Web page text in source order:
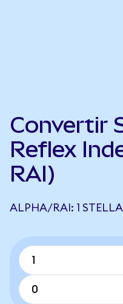
Convertir
Reflex
RAI)
ALPHA/RAI: 1